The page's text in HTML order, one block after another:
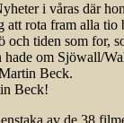
i våras där
rota fram alla tio
tiden som for,
hade om Sjöwall/
Beck.
Beck!